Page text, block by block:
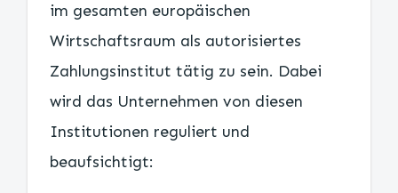
im gesamten europäischen
Wirtschaftsraum als autorisiertes
Zahlungsinstitut tätig zu sein. Dabei
wird das Unternehmen von diesen
Institutionen reguliert und
beaufsichtigt: